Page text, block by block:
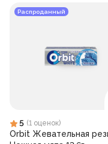
Распроданный
5 (1 оценок)
Orbit Жевательная